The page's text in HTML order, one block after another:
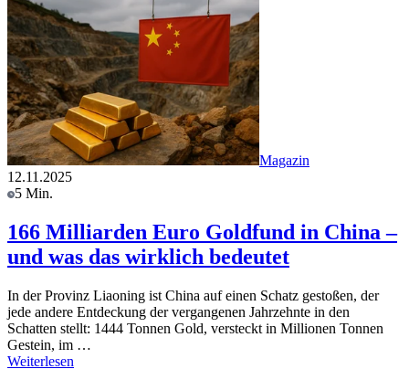
Magazin
12.11.2025
5 Min.
166 Milliarden Euro Goldfund in China –
und was das wirklich bedeutet
In der Provinz Liaoning ist China auf einen Schatz gestoßen, der
jede andere Entdeckung der vergangenen Jahrzehnte in den
Schatten stellt: 1444 Tonnen Gold, versteckt in Millionen Tonnen
Gestein, im …
Weiterlesen